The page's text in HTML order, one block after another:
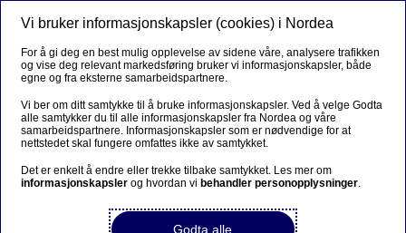
Vi bruker informasjonskapsler (cookies) i Nordea
For å gi deg en best mulig opplevelse av sidene våre, analysere trafikken
og vise deg relevant markedsføring bruker vi informasjonskapsler, både
egne og fra eksterne samarbeidspartnere.
Vi ber om ditt samtykke til å bruke informasjonskapsler. Ved å velge Godta
alle samtykker du til alle informasjonskapsler fra Nordea og våre
samarbeidspartnere. Informasjonskapsler som er nødvendige for at
nettstedet skal fungere omfattes ikke av samtykket.
Det er enkelt å endre eller trekke tilbake samtykket. Les mer om
informasjonskapsler og hvordan vi behandler personopplysninger.
Godta alle